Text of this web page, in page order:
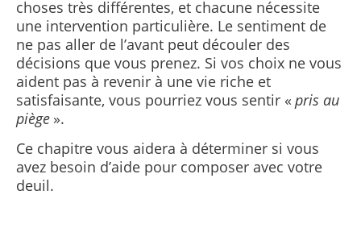
choses très différentes, et chacune nécessite
une intervention particulière. Le sentiment de
ne pas aller de l’avant peut découler des
décisions que vous prenez. Si vos choix ne vous
aident pas à revenir à une vie riche et
satisfaisante, vous pourriez vous sentir « pris au
piège ».
Ce chapitre vous aidera à déterminer si vous
avez besoin d’aide pour composer avec votre
deuil.